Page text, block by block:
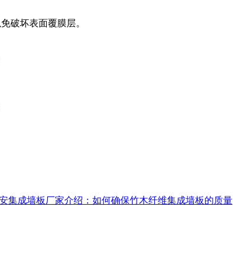
破坏表面覆膜层‌。
集成墙板厂家介绍：如何确保竹木纤维集成墙板的质量